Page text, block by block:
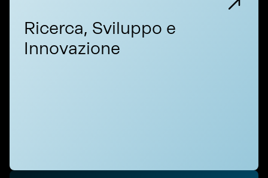
Ricerca, Sviluppo e
Innovazione